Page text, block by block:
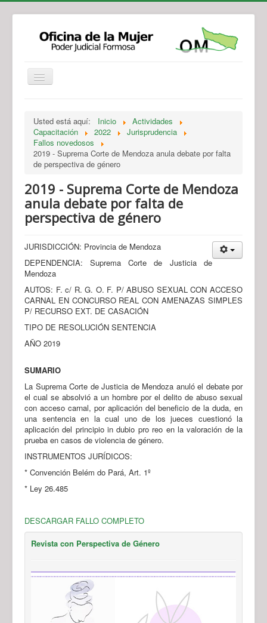
Legislación
Novedades
Recursos y Servicios de Atención
Usted está aquí: Inicio
Actividades
Capacitación
2022
Jurisprudencia
Fallos novedosos
2019 - Suprema Corte de Mendoza anula debate por falta
de perspectiva de género
2019 - Suprema Corte de Mendoza
anula debate por falta de
perspectiva de género
JURISDICCIÓN: Provincia de Mendoza
DEPENDENCIA: Suprema Corte de Justicia de
Mendoza
AUTOS: F. c/ R. G. O. F. P/ ABUSO SEXUAL CON ACCESO
CARNAL EN CONCURSO REAL CON AMENAZAS SIMPLES
P/ RECURSO EXT. DE CASACIÓN
TIPO DE RESOLUCIÓN SENTENCIA
AÑO 2019
SUMARIO
La Suprema Corte de Justicia de Mendoza anuló el debate por
el cual se absolvió a un hombre por el delito de abuso sexual
con acceso carnal, por aplicación del beneficio de la duda, en
una sentencia en la cual uno de los jueces cuestionó la
aplicación del principio in dubio pro reo en la valoración de la
prueba en casos de violencia de género.
INSTRUMENTOS JURÍDICOS:
* Convención Belém do Pará, Art. 1º
* Ley 26.485
DESCARGAR FALLO COMPLETO
Revista con Perspectiva de Género